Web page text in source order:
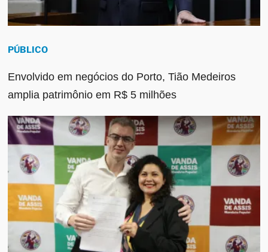
PÚBLICO
Envolvido em negócios do Porto, Tião Medeiros
amplia patrimônio em R$ 5 milhões